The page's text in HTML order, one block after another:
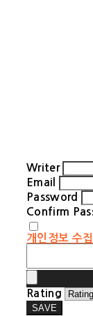
Writer
Email
Password
Confirm
개인정보 수
Rating
SAVE